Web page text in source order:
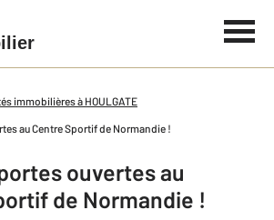
immobilières à HOULGATE
au Centre Sportif de Normandie !
ouvertes au
de Normandie !